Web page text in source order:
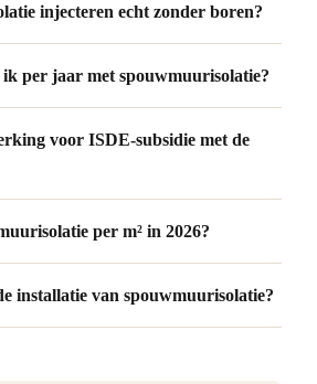
injecteren echt zonder boren?
ik per jaar met spouwmuurisolatie?
voor ISDE-subsidie met de
per m² in 2026?
installatie van spouwmuurisolatie?